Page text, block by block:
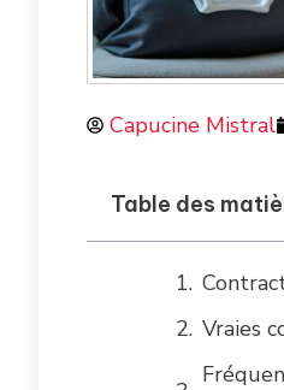
Capucine Mistral
Table des
Vraies